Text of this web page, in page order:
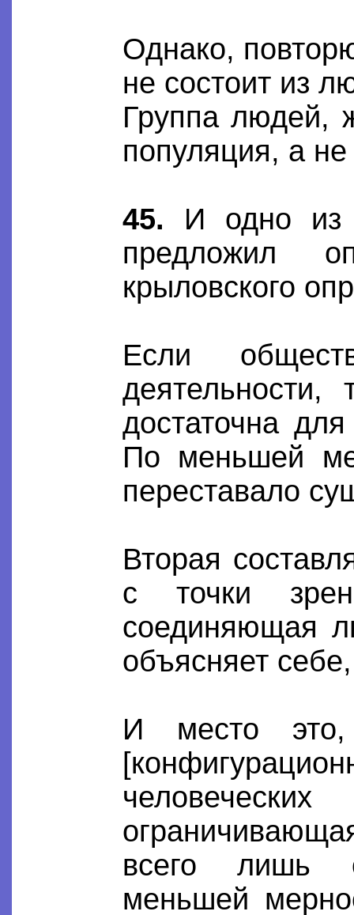
Однако,
не состоит из
Группа людей,
популяция, а
45. И одно из
предложил
крыловского
Если
достаточна
По меньшей
переставало
Вторая
с точки
соединяющая
объясняет
И место
всего лишь
меньшей